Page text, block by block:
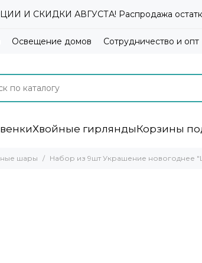
И СКИДКИ АВГУСТА! Распродажа
Освещение домов Сотрудничество и опт
Хвойные гирляндыКорзины
шары Набор из 9шт Украшение новогоднее